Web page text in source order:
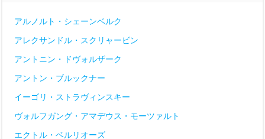
アルノルト・シェーンベルク
アレクサンドル・スクリャービン
アントニン・ドヴォルザーク
アントン・ブルックナー
イーゴリ・ストラヴィンスキー
ヴォルフガング・アマデウス・モーツァルト
エクトル・ベルリオーズ